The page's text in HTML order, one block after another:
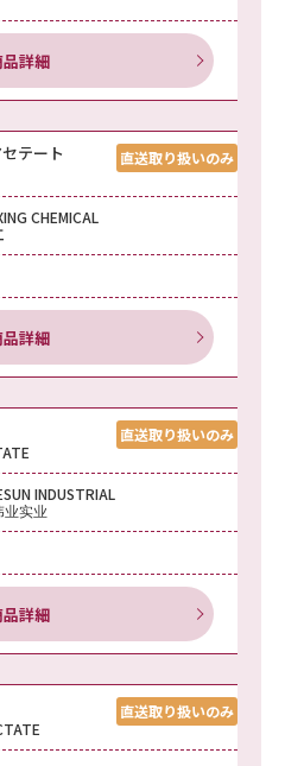
詳細
テート
CHEMICAL
詳細
INDUSTRIAL
业实业
詳細